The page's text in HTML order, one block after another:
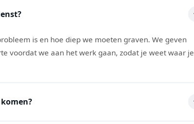
is en hoe diep we moeten graven. We geven
voordat we aan het werk gaan, zodat je weet waar je